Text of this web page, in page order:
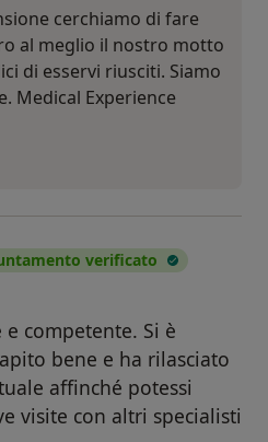
cerchiamo di fare
al meglio il nostro motto
di esservi riusciti. Siamo
Medical Experience
verificato
competente. Si è
bene e ha rilasciato
affinché potessi
visite con altri specialisti